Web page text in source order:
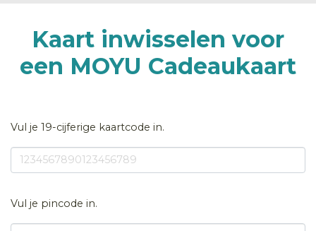
Kaart inwisselen voor
een MOYU Cadeaukaart
Vul je 19-cijferige kaartcode in.
Vul je pincode in.